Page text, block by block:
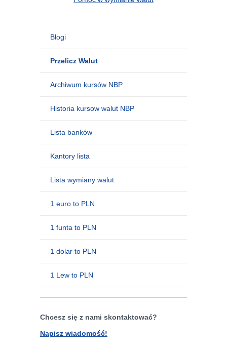
Blogi
Przelicz Walut
Archiwum kursów NBP
Historia kursow walut NBP
Lista banków
Kantory lista
Lista wymiany walut
1 euro to PLN
1 funta to PLN
1 dolar to PLN
1 Lew to PLN
Chcesz się z nami skontaktować?
Napisz wiadomość!